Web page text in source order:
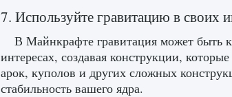
7. Используйте гравитацию в своих
В Майнкрафте гравитация может быть
интересах, создавая конструкции,
арок, куполов и других сложных
стабильность вашего ядра.